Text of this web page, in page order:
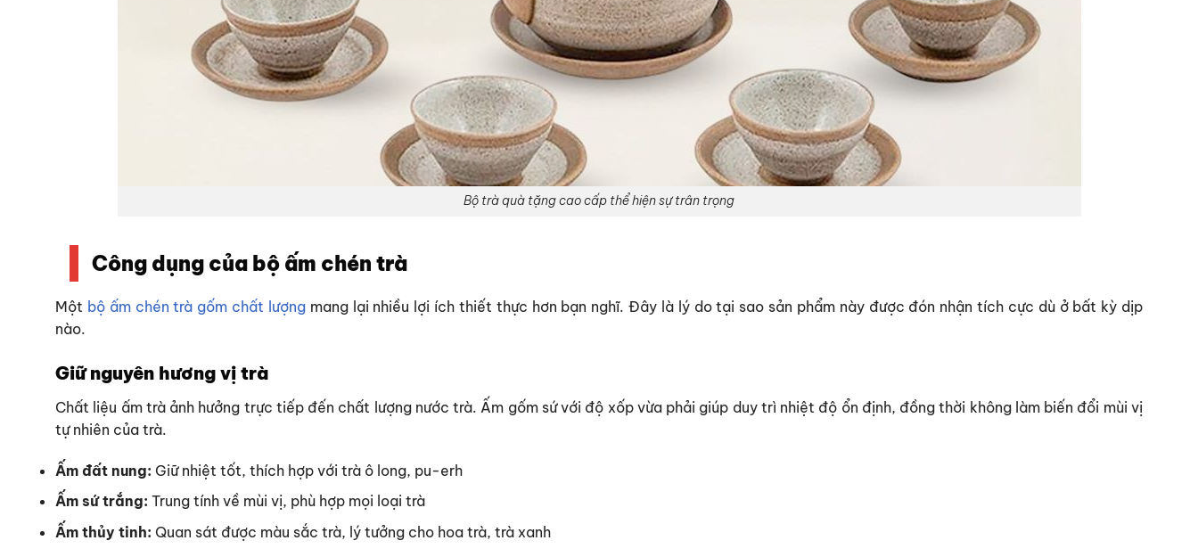
Bộ trà quà tặng cao cấp thể hiện sự trân trọng
Công dụng của bộ ấm chén trà
Một bộ ấm chén trà gốm chất lượngmang lại nhiều lợi ích thiết thực hơn bạn nghĩ. Đây là lý do tại sao sản phẩm này được đón nhận tích cực dù ở bất kỳ dịp
nào.
Giữ nguyên hương vị trà
Chất liệu ấm trà ảnh hưởng trực tiếp đến chất lượng nước trà. Ấm gốm sứ với độ xốp vừa phải giúp duy trì nhiệt độ ổn định, đồng thời không làm biến đổi mùi vị
tự nhiên của trà.
Ấm đất nung: Giữ nhiệt tốt, thích hợp với trà ô long, pu-erh
Ấm sứ trắng: Trung tính về mùi vị, phù hợp mọi loại trà
Ấm thủy tinh: Quan sát được màu sắc trà, lý tưởng cho hoa trà, trà xanh